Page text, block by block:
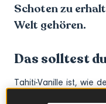
Schoten zu
Welt gehören.
Das solltest
Tahiti-Vanille ist, wie